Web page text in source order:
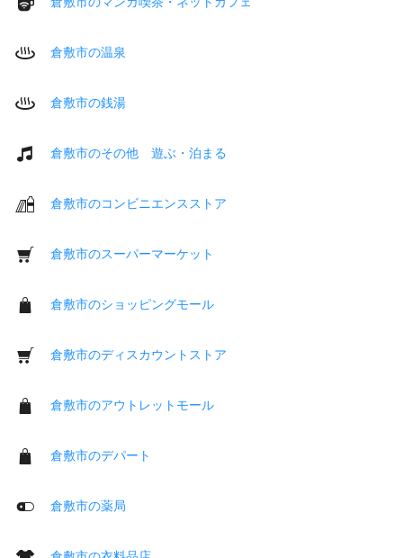
倉敷市の温泉
倉敷市の銭湯
倉敷市のその他 遊ぶ・泊まる
倉敷市のコンビニエンスストア
倉敷市のスーパーマーケット
倉敷市のショッピングモール
倉敷市のディスカウントストア
倉敷市のアウトレットモール
倉敷市のデパート
倉敷市の薬局